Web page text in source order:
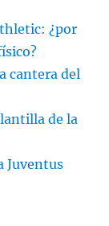
¿por
cantera del
de la
Juventus